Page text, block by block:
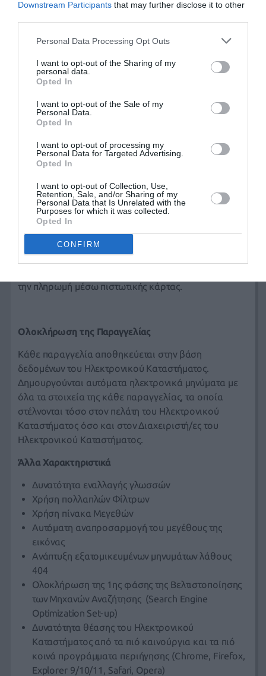
Downstream Participants that may further disclose it to other
Personal Data Processing Opt Outs
I want to opt-out of the Sharing of my
personal data.
Opted In
I want to opt-out of the Sale of my
Personal Data.
Opted In
I want to opt-out of processing my
Personal Data for Targeted Advertising.
Opted In
I want to opt-out of Collection, Use,
Retention, Sale, and/or Sharing of my
Personal Data that Is Unrelated with the
Purposes for which it was collected.
Opted In
CONFIRM
ιχνηλάτηση παραγγελίας (οι χρήστες μπορούν να δούν
Χρησιμοποιώντας ένα ηλεκτρονικό καλάθι, οι
αφαιρέσουν ή να αλλάξουν οποιαδήποτε
προηγούμενη επιλογή τους.
Τρόποι Πληρωμής
Μετρητά κατά την παραλαβή
Τραπεζική μεταφορά ή έμβασμα
Paypal
*Προσοχή:
παρέχει η τράπεζά σας για την ολοκλήρωση της
ηλεκτρονικής συναλαγής. Έτσι θα είμαστε σε θέση να
την πληρωμή μέσω πιστωτικής κάρτας.
Ολοκλήρωση της Παραγγελίας
Κάθε παραγγελία αποθηκεύεται στην βάση
δεδομένων του Ηλεκτρονικού Καταστήματος.
Δημουργούνται αυτόματα ηλεκτρονικά μηνύματα με
όλα τα στοιχεία της κάθε παραγγελίας, τα οποία
στέλνονται τόσο στον πελάτη του Ηλεκτρονικού
Καταστήματος όσο και στον Διαχειριστή/ες του
Ηλεκτρονικού Καταστήματος.
Άλλα Χαρακτηριστικά
Δυνατότητα εναλλαγής γλωσσών
Χρήση πολλαπλών Φίλτρων
Χρήση πίνακα Μεγεθών
Αυτόματη αναπροσαρμογή του μεγέθους της
εικόνας
Ανάπτυξη εξατομικευμένων μηνυμάτων λάθους
404
Ολοκλήρωση της 1ης φάσης της Βελτιστοποίησης
των Μηχανών Αναζήτησης (Search Engine
Optimization Set-up)
Δυνατότητα θέασης του Ηλεκτρονικού
Καταστήματος από τα πιό καινούργια και τα πιό
κοινά προγράμματα περιήγησης (Chrome, Firefox,
Explorer 9/10/11, Safari, Opera)